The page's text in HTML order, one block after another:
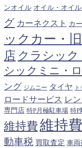
ンオイル オイル・オイ
グ カーネクスト カ
ックカー・
店 クラシッ
シックミニ・
ング ジムニー タイヤ
ロードサービス レ
専門店 特P月極駐車場 特P
維持費 維持
動車税 買取査定 車両